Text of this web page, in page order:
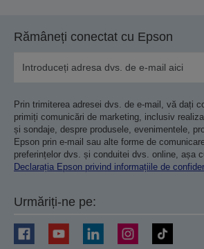
Rămâneți conectat cu Epson
Prin trimiterea adresei dvs. de e-mail, vă dați
primiți comunicări de marketing, inclusiv
și sondaje, despre produsele, evenimentele,
Epson prin e-mail sau alte forme de
preferințelor dvs. și conduitei dvs. online, așa
Declarația Epson privind informațiile de
Urmăriți-ne pe: